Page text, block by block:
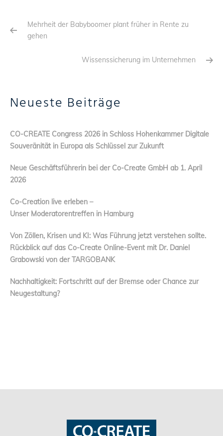
Mehrheit der Babyboomer plant früher in Rente zu
gehen
Wissenssicherung im Unternehmen
Neueste Beiträge
CO-CREATE Congress 2026 in Schloss Hohenkammer Digitale
Souveränität in Europa als Schlüssel zur Zukunft
Neue Geschäftsführerin bei der Co-Create GmbH ab 1. April
2026
Co-Creation live erleben –
Unser Moderatorentreffen in Hamburg
Von Zöllen, Krisen und KI: Was Führung jetzt verstehen sollte.
Rückblick auf das Co-Create Online-Event mit Dr. Daniel
Grabowski von der TARGOBANK
Nachhaltigkeit: Fortschritt auf der Bremse oder Chance zur
Neugestaltung?